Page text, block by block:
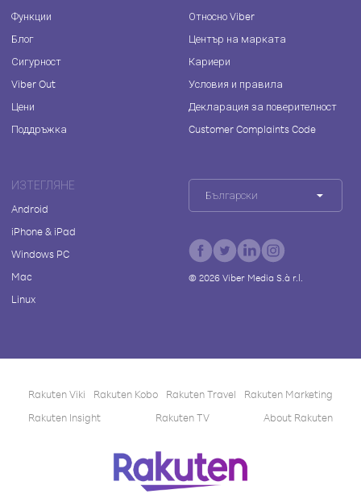
Функции
Блог
Сигурност
Viber Out
Цени
Поддръжка
Относно Viber
Център на марката
Кариери
Условия и правила
Декларация за поверителност
Customer Complaints Code
ИЗТЕГЛЯНЕ
Android
iPhone & iPad
Windows PC
Mac
Linux
Български
© 2026Viber Media S.à r.l.
Rakuten Viki Rakuten Kobo Rakuten Travel
Rakuten Marketing
Rakuten Insight
Rakuten TV About Rakuten